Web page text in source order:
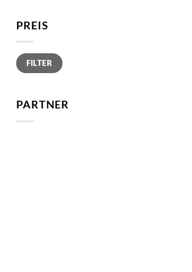
PREIS
Min.
Preis
Max.
PreisFILTER
PARTNER